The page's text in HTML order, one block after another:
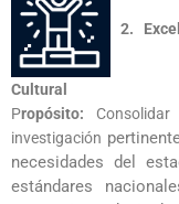
2.
Cultural
Propósito:
investigación
necesidades del
estándares